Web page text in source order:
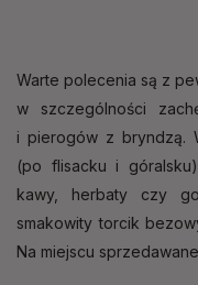
Warte polecenia są z
w szczególności
i pierogów z bryndzą.
(po flisacku i
kawy, herbaty czy
smakowity torcik
Na miejscu